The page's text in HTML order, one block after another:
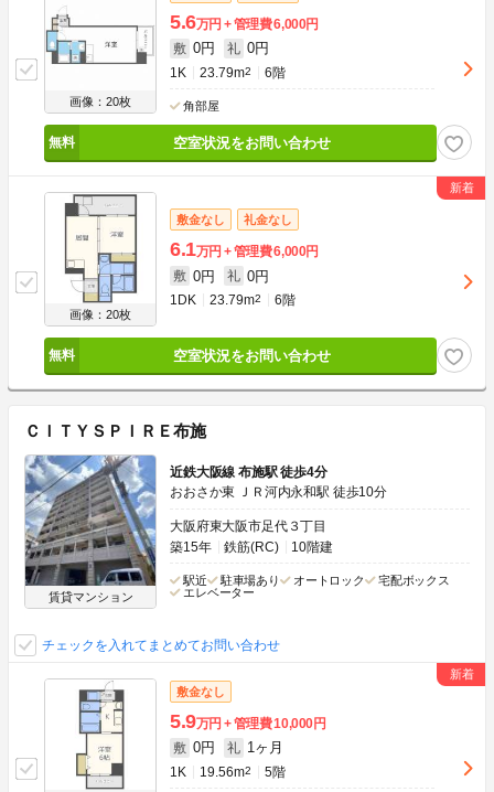
画像：20枚
5.6万円 管理費6,000円
敷 0円 礼 0円
1K 23.79m2 6階
角部屋
空室状況をお問い合わせ
画像：20枚
敷金なし 礼金なし
6.1万円 管理費6,000円
敷 0円 礼 0円
1DK 23.79m2 6階
空室状況をお問い合わせ
ＣＩＴＹＳＰＩＲＥ布施
賃貸マンション
近鉄大阪線 布施駅 徒歩4分
おおさか東 ＪＲ河内永和駅 徒歩10分
大阪府東大阪市足代３丁目
築15年
鉄筋(RC) 10階建
駅近 駐車場あり オートロック
宅配ボックス
エレベーター
チェックを入れてまとめてお問い合わせ
敷金なし
5.9万円 管理費10,000円
敷 0円 礼 1ヶ月
1K 19.56m2 5階